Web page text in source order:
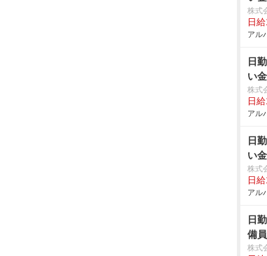
株式
日
アル
日
い
株式
日
アル
日
い
株式
日
アル
日
備
株式